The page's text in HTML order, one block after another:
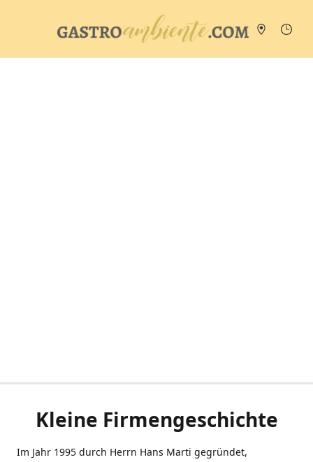
Kleine Firmengeschichte
Im Jahr 1995 durch Herrn Hans Marti gegründet,